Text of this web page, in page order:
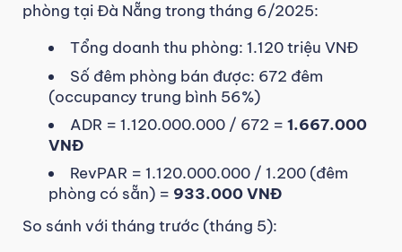
phòng tại Đà Nẵng trong tháng 6/2025:
Tổng doanh thu phòng: 1.120 triệu VNĐ
Số đêm phòng bán được: 672 đêm
(occupancy trung bình 56%)
ADR = 1.120.000.000 / 672 = 1.667.000
VNĐ
RevPAR = 1.120.000.000 / 1.200 (đêm
phòng có sẵn) = 933.000 VNĐ
So sánh với tháng trước (tháng 5):